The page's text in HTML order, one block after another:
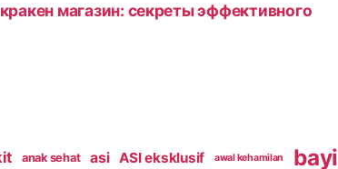
магазин: секреты эффективного
anak sehat asi ASI eksklusif awal kehamilan bayi